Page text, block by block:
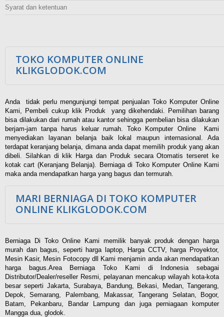
Syarat dan ketentuan
TOKO KOMPUTER ONLINE
KLIKGLODOK.COM
Anda tidak perlu mengunjungi tempat penjualan Toko Komputer Online
Kami, Pembeli cukup klik Produk yang dikehendaki. Pemilihan barang
bisa dilakukan dari rumah atau kantor sehingga pembelian bisa dilakukan
berjam-jam tanpa harus keluar rumah. Toko Komputer Online Kami
menyediakan layanan belanja baik lokal maupun internasional. Ada
terdapat keranjang belanja, dimana anda dapat memilih produk yang akan
dibeli. Silahkan di klik Harga dan Produk secara Otomatis terseret ke
kotak cart (Keranjang Belanja). Berniaga di Toko Komputer Online Kami
maka anda mendapatkan harga yang bagus dan termurah.
MARI BERNIAGA DI TOKO KOMPUTER
ONLINE KLIKGLODOK.COM
Berniaga Di Toko Online Kami memilik banyak produk dengan harga
murah dan bagus, seperti harga laptop, Harga CCTV, harga Proyektor,
Mesin Kasir, Mesin Fotocopy dll Kami menjamin anda akan mendapatkan
harga bagus.Area Berniaga Toko Kami di Indonesia sebagai
Distributor/Dealer/reseller Resmi, pelayanan mencakup wilayah kota-kota
besar seperti Jakarta, Surabaya, Bandung, Bekasi, Medan, Tangerang,
Depok, Semarang, Palembang, Makassar, Tangerang Selatan, Bogor,
Batam, Pekanbaru, Bandar Lampung dan juga perniagaan komputer
Mangga dua, glodok.